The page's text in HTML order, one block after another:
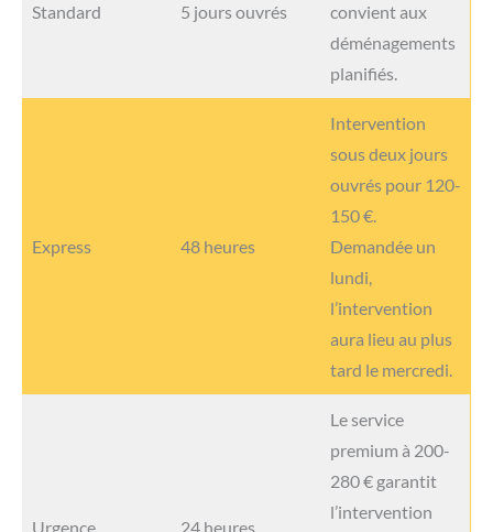
Standard 5 jours ouvrés
convient aux
déménagements
planifiés.
Express 48 heures
Intervention
sous deux jours
ouvrés pour 120-
150 €.
Demandée un
lundi,
l’intervention
aura lieu au plus
tard le mercredi.
Urgence 24 heures
Le service
premium à 200-
280 € garantit
l’intervention